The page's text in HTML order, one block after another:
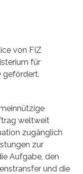
von FIZ
für
gefördert.
weltweit
zugänglich
zur
Aufgabe, den
und die